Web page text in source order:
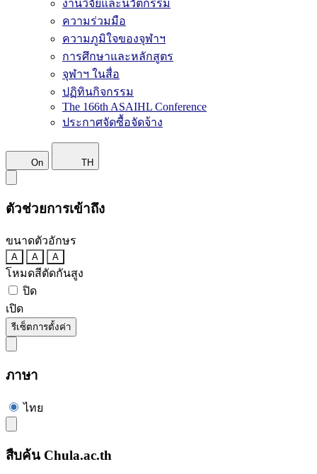
งานวิจัยและนวัตกรรม
ความร่วมมือ
ความภูมิใจของจุฬาฯ
การศึกษาและหลักสูตร
จุฬาฯ ในสื่อ
ปฏิทินกิจกรรม
The 166th ASAIHL Conference
ประกาศจัดซื้อจัดจ้าง
On TH
ตัวช่วยการเข้าถึง
ขนาดตัวอักษร
A A A
โหมดสีตัดกันสูง
ปิด
เปิด
รีเซ็ตการตั้งค่า
ภาษา
ไทย
สืบค้น Chula.ac.th